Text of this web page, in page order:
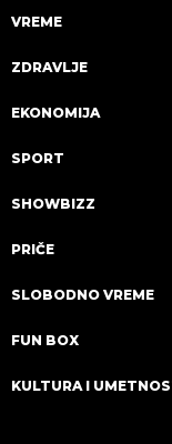
VREME
ZDRAVLJE
EKONOMIJA
SPORT
SHOWBIZZ
PRIČE
SLOBODNO VREME
FUN BOX
KULTURA I